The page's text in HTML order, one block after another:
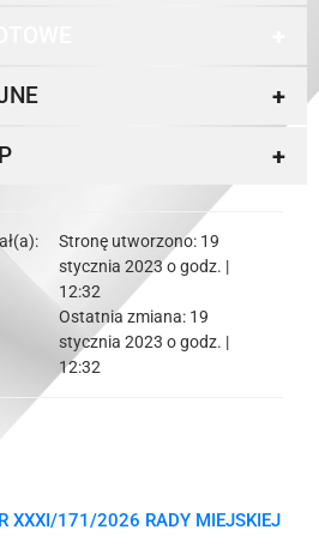
+
+
Stronę utworzono: 19
stycznia 2023 o godz. |
12:32
Ostatnia zmiana: 19
stycznia 2023 o godz. |
12:32
XXXI/171/2026 RADY MIEJSKIEJ